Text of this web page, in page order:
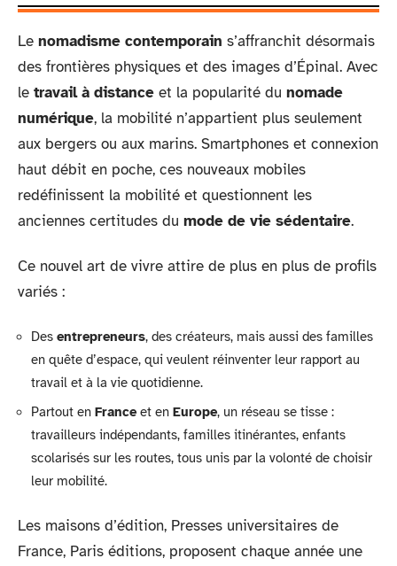
Le nomadisme contemporain s’affranchit désormais
des frontières physiques et des images d’Épinal. Avec
le travail à distance et la popularité du nomade
numérique, la mobilité n’appartient plus seulement
aux bergers ou aux marins. Smartphones et connexion
haut débit en poche, ces nouveaux mobiles
redéfinissent la mobilité et questionnent les
anciennes certitudes du mode de vie sédentaire.
Ce nouvel art de vivre attire de plus en plus de profils
variés :
Des entrepreneurs, des créateurs, mais aussi des familles
en quête d’espace, qui veulent réinventer leur rapport au
travail et à la vie quotidienne.
Partout en Franceet en Europe, un réseau se tisse :
travailleurs indépendants, familles itinérantes, enfants
scolarisés sur les routes, tous unis par la volonté de choisir
leur mobilité.
Les maisons d’édition, Presses universitaires de
France, Paris éditions, proposent chaque année une